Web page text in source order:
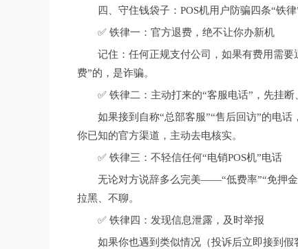
四、守住钱袋子：POS机用户防骗四条“铁律
✅ 铁律一：官方退费，绝不让你办新机
记住：任何正规支付公司，如果有费用需
费”的，是诈骗。
✅ 铁律二：主动打来的“客服电话”，先挂断
如果接到自称“总部客服”“售后回访”的电
你已知的官方渠道，主动去电核实。
✅ 铁律三：不轻信任何“电销POS机”电话
无论对方说辞多么完美——“低费率”“免押
拉黑、不聊。
✅ 铁律四：发现信息泄露，及时举报
如果你也遇到类似情况（投诉后立即接到